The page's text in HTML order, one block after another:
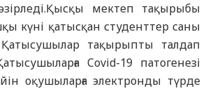
мектеп тақырыбы
күні қатысқан студенттер саны
тақырыпты талдап
Covid-19 патогенезі
оқушыларға электронды түрде